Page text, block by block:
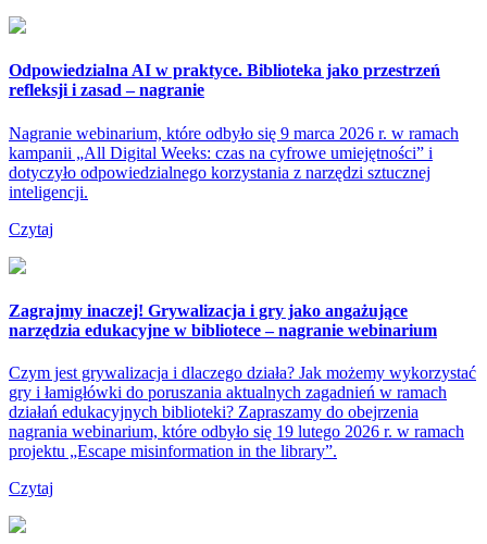
Odpowiedzialna AI w praktyce. Biblioteka jako przestrzeń
refleksji i zasad – nagranie
Nagranie webinarium, które odbyło się 9 marca 2026 r. w ramach
kampanii „All Digital Weeks: czas na cyfrowe umiejętności” i
dotyczyło odpowiedzialnego korzystania z narzędzi sztucznej
inteligencji.
Czytaj
Zagrajmy inaczej! Grywalizacja i gry jako angażujące
narzędzia edukacyjne w bibliotece – nagranie webinarium
Czym jest grywalizacja i dlaczego działa? Jak możemy wykorzystać
gry i łamigłówki do poruszania aktualnych zagadnień w ramach
działań edukacyjnych biblioteki? Zapraszamy do obejrzenia
nagrania webinarium, które odbyło się 19 lutego 2026 r. w ramach
projektu „Escape misinformation in the library”.
Czytaj